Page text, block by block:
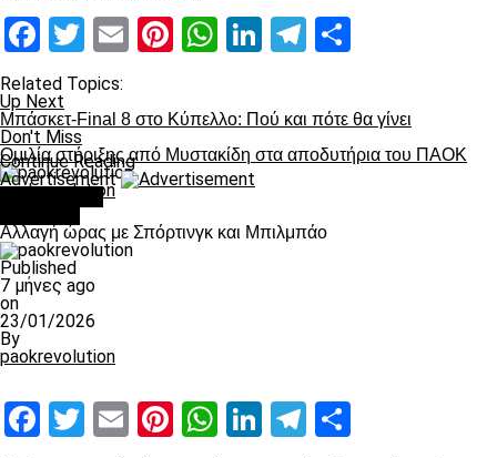
Facebook
Twitter
EmailPinterest
WhatsApp
LinkedIn
Telegram
Related Topics:
Up Next
Μπάσκετ-Final 8 στο Κύπελλο: Πού και πότε θα γίνει
Don't Miss
Ομιλία στήριξης από Μυστακίδη στα αποδυτήρια του ΠΑΟΚ
paokrevolution
Continue Reading
Advertisement
Αλλαγή ώρας με Σπόρτινγκ και Μπιλμπάο
Published
7 μήνες ago
on
23/01/2026
By
paokrevolution
Facebook
Twitter
EmailPinterest
WhatsApp
LinkedIn
Telegram